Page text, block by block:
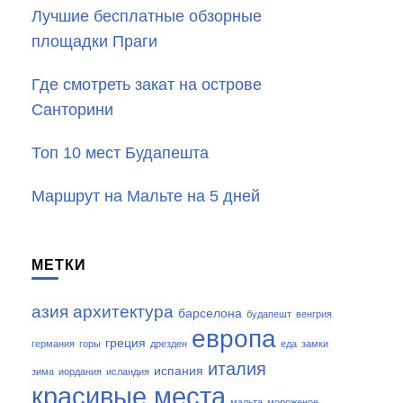
Лучшие бесплатные обзорные
площадки Праги
Где смотреть закат на острове
Санторини
Топ 10 мест Будапешта
Маршрут на Мальте на 5 дней
МЕТКИ
азия архитектура барселона будапешт венгрия
германия горы греция дрезден европа еда замки
зима иордания исландия испания италия
красивые места